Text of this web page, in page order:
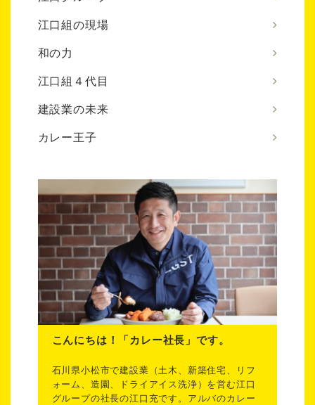
江口組の現場
和の力
江口組４代目
建設業の未来
カレー王子
こんにちは！「カレー社長」です。
石川県小松市で建設業（土木、新築住宅、リフ
ォーム、造園、ドライアイス洗浄）を営む江口
グループの社長の江口充です。アルバのカレー